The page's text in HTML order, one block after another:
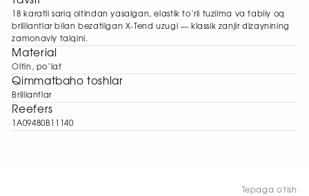
18 karatli sariq oltindan yasalgan, elastik to‘rli tuzilma va tabiiy oq
brilliantlar bilan bezatilgan X-Tend uzugi — klassik zanjir dizaynining
zamonaviy talqini.
Material
Oltin, po‘lat
Qimmatbaho toshlar
Brilliantlar
Reefers
1A09480B11140
Tepaga o'tish